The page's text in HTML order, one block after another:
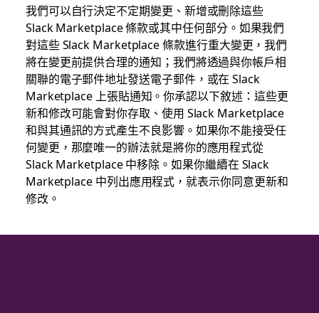
我們可以自行決定不定期變更、新增或刪除這些
Slack Marketplace 條款或其中任何部分。如果我們
對這些 Slack Marketplace 條款進行重大變更，我們
將在變更前提供合理的通知；我們將透過與你帳戶相
關聯的電子郵件地址發送電子郵件，或在 Slack
Marketplace 上張貼通知。你承認以下敘述：這些更
新和修改可能會對你存取、使用 Slack Marketplace
和與其通訊的方式產生不良影響。如果你不能接受任
何變更，那麼唯一的辦法就是將你的應用程式從
Slack Marketplace 中移除。如果你繼續在 Slack
Marketplace 中列出應用程式，就表示你同意更新和
修改。